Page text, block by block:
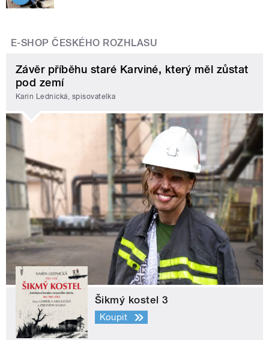
E-SHOP ČESKÉHO ROZHLASU
Závěr příběhu staré Karviné, který měl zůstat
pod zemí
Karin Lednická, spisovatelka
Šikmý kostel 3
Koupit